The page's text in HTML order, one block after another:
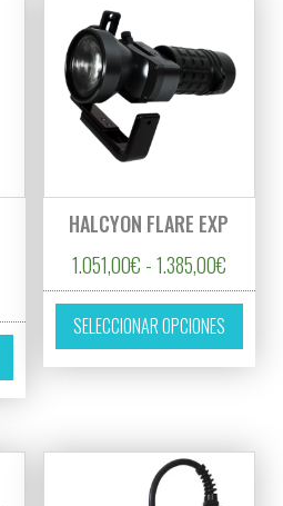
Rango de precios: desde 809,00€ hasta
Este producto tiene múltiples variantes.
HALCYON FLARE EXP
1.051,00€ -1.385,00€Rango
SELECCIONAR OPCIONES
Este